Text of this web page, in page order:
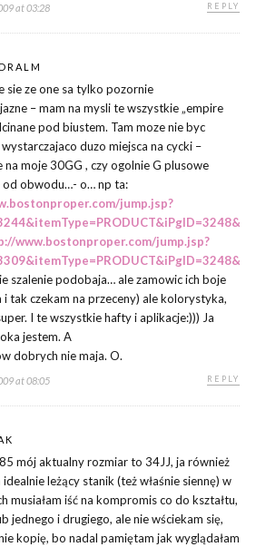
at 03:28 REPLY
sie ze one sa tylko pozornie
– mam na mysli te wszystkie „empire
pod biustem. Tam moze nie byc
duzo miejsca na cycki –
na moje 30GG , czy ogolnie G plusowe
od obwodu…- o… np ta:
jump.jsp?
www.bostonproper.com/jump.jsp?
szalenie podobaja… ale zamowic ich boje
i tak czekam na przeceny) ale kolorystyka,
I te wszystkie hafty i aplikacje:))) Ja
jestem. A
dobrych nie maja. O.
at 08:05 REPLY
mój aktualny rozmiar to 34JJ, ja również
leżący stanik (też właśnie siennę) w
musiałam iść na kompromis co do kształtu,
jednego i drugiego, ale nie wściekam się,
kopię, bo nadal pamiętam jak wyglądałam